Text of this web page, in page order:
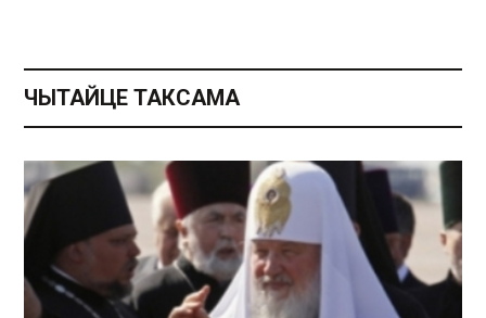
ЧЫТАЙЦЕ ТАКСАМА